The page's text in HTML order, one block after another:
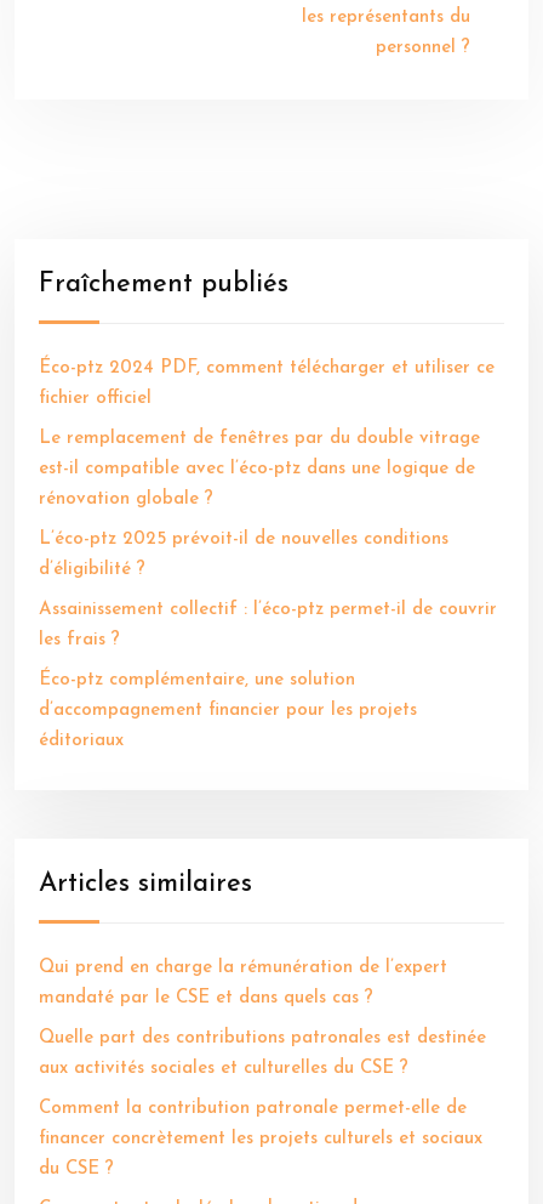
les représentants du
personnel ?
Fraîchement publiés
Éco-ptz 2024 PDF, comment télécharger et utiliser ce
fichier officiel
Le remplacement de fenêtres par du double vitrage
est-il compatible avec l’éco-ptz dans une logique de
rénovation globale ?
L’éco-ptz 2025 prévoit-il de nouvelles conditions
d’éligibilité ?
Assainissement collectif : l’éco-ptz permet-il de couvrir
les frais ?
Éco-ptz complémentaire, une solution
d’accompagnement financier pour les projets
éditoriaux
Articles similaires
Qui prend en charge la rémunération de l’expert
mandaté par le CSE et dans quels cas ?
Quelle part des contributions patronales est destinée
aux activités sociales et culturelles du CSE ?
Comment la contribution patronale permet-elle de
financer concrètement les projets culturels et sociaux
du CSE ?